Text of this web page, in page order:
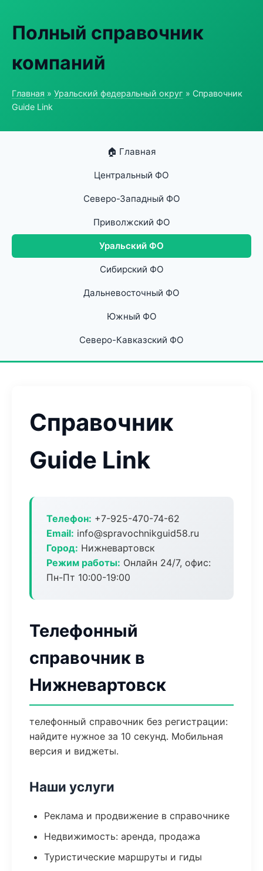
Полный справочник
компаний
Главная » Уральский федеральный округ » Справочник
Guide Link
🏠 Главная
Центральный ФО
Северо-Западный ФО
Приволжский ФО
Уральский ФО
Сибирский ФО
Дальневосточный ФО
Южный ФО
Северо-Кавказский ФО
Справочник
Guide Link
Телефон: +7-925-470-74-62
Email: info@spravochnikguid58.ru
Город: Нижневартовск
Режим работы: Онлайн 24/7, офис:
Пн-Пт 10:00-19:00
Телефонный
справочник в
Нижневартовск
телефонный справочник без регистрации:
найдите нужное за 10 секунд. Мобильная
версия и виджеты.
Наши услуги
Реклама и продвижение в справочнике
Недвижимость: аренда, продажа
Туристические маршруты и гиды